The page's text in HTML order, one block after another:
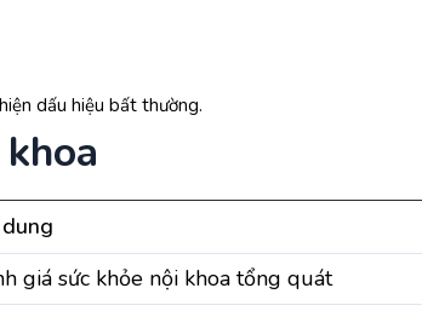
dấu hiệu bất thường.
giá sức khỏe nội khoa tổng quát